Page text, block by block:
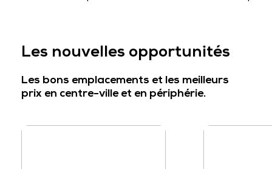
Les nouvelles opportunités
Les bons emplacements et les meilleurs
prix en centre-ville et en périphérie.